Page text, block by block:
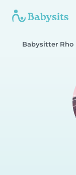
Babysitter Rho